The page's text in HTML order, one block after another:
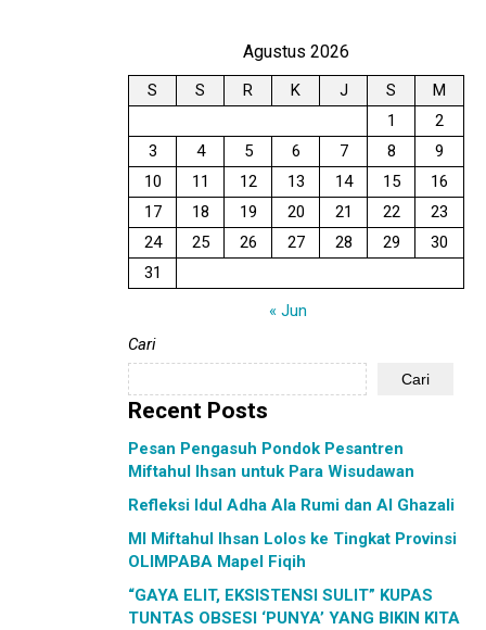
Agustus 2026
S S R K J S
M
1
2
3
4 5 6 7 8
9
10
11 12 13 14 15
16
17
18 19 20 21 22
23
24
25 26 27 28 29
30
31
« Jun
Cari
Cari
Recent Posts
Pesan Pengasuh Pondok Pesantren
Miftahul Ihsan untuk Para Wisudawan
Refleksi Idul Adha Ala Rumi dan Al Ghazali
MI Miftahul Ihsan Lolos ke Tingkat Provinsi
OLIMPABA Mapel Fiqih
“GAYA ELIT, EKSISTENSI SULIT” KUPAS
TUNTAS OBSESI ‘PUNYA’ YANG BIKIN KITA